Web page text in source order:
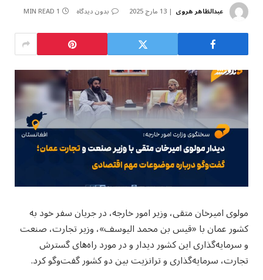
عبدالظاهر هروی 13 مارچ 2025 بدون دیدگاه 1 MIN READ
مولوی امیرخان متقی، وزیر امور خارجه، در جریان سفر خود به
کشور عمان با «قیس بن محمد الیوسف»، وزیر تجارت، صنعت
و سرمایه‌گذاری این کشور دیدار و در مورد راه‌های گسترش
تجارت، سرمایه‌گذاری و ترانزیت بین دو کشور گفت‌وگو کرد.